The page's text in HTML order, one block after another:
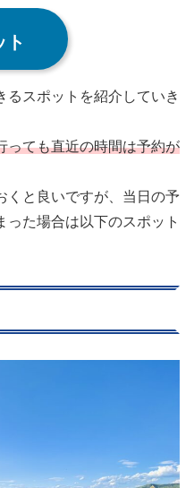
ト
るスポットを紹介していき
っても直近の時間は予約が
くと良いですが、当日の予
た場合は以下のスポット